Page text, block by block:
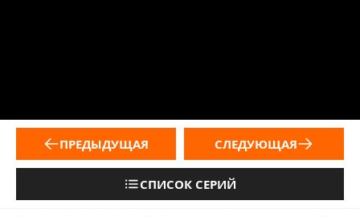
ПРЕДЫДУЩАЯ
СПИСОК СЕРИЙ
СЛЕДУЮЩАЯ